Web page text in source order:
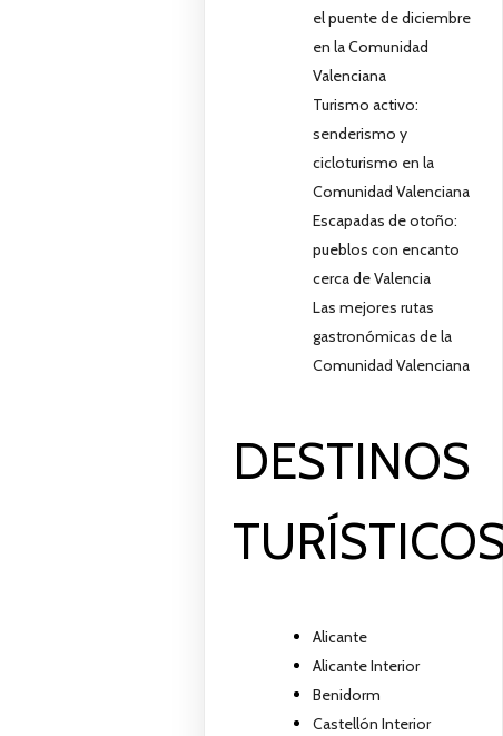
el puente de diciembre
en la Comunidad
Valenciana
Turismo activo:
senderismo y
cicloturismo en la
Comunidad Valenciana
Escapadas de otoño:
pueblos con encanto
cerca de Valencia
Las mejores rutas
gastronómicas de la
Comunidad Valenciana
DESTINOS
Alicante
Alicante Interior
Benidorm
Castellón Interior